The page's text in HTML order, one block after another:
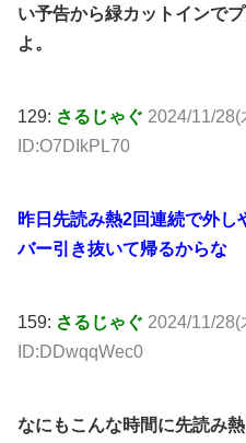
い予告から緑カットインで
よ。
129: さるじゃぐ 2024/11/28(
ID:O7DIkPL70
昨日先読み熱2回連続で外し
バー引き抜いて帰るからな
159: さるじゃぐ 2024/11/28(
ID:DDwqqWec0
なにもこんな時間に先読み